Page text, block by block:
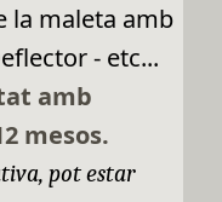
la maleta amb
- etc...
amb
mesos.
pot estar